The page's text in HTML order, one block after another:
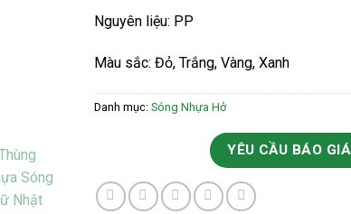
Nguyên liệu: PP
Màu sắc: Đỏ, Trắng, Vàng, Xanh
Danh mục:Sóng Nhựa Hở
YÊU CẦU BÁO GIÁ